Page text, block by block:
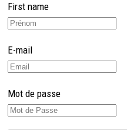
First name
E-mail
Mot de passe